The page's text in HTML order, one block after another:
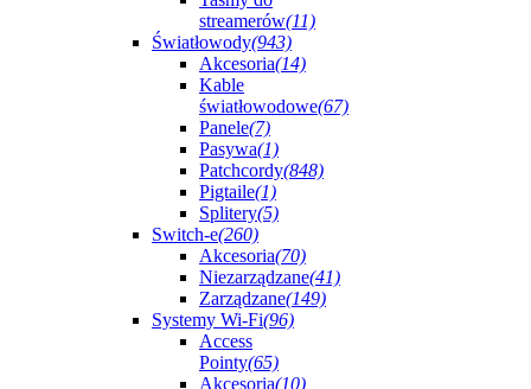
streamerów(11)
Światłowody(943)
Akcesoria(14)
Kable
światłowodowe(67)
Panele(7)
Pasywa(1)
Patchcordy(848)
Pigtaile(1)
Splitery(5)
Switch-e(260)
Akcesoria(70)
Niezarządzane(41)
Zarządzane(149)
Systemy Wi-Fi(96)
Access
Pointy(65)
Akcesoria(10)